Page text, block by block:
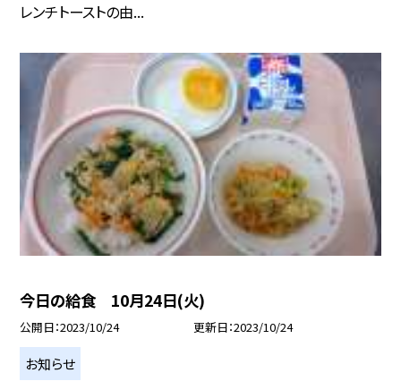
レンチトーストの由...
今日の給食 10月24日(火)
公開日 2023/10/24 更新日 2023/10/24
お知らせ